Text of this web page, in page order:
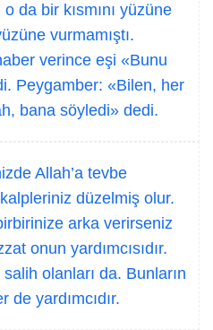
da bir kısmını yüzüne
vurmamıştı.
verince eşi «Bunu
Peygamber: «Bilen, her
bana söyledi» dedi.
Allah’a tevbe
düzelmiş olur.
arka verirseniz
onun yardımcısıdır.
olanları da. Bunların
de yardımcıdır.